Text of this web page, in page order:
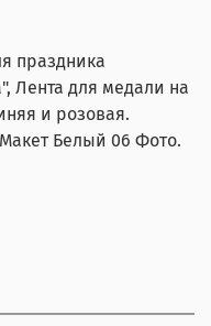
праздника
Лента для медали на
и розовая.
Белый 06 Фото.